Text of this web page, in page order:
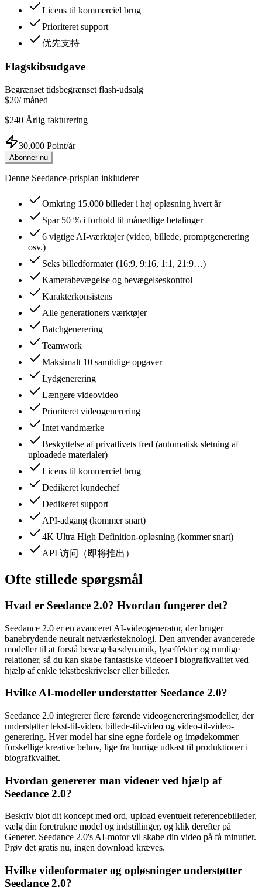
Licens til kommerciel brug
Prioriteret support
优先支持
Flagskibsudgave
Begrænset tidsbegrænset flash-udsalg
$20/måned
$240 Årlig fakturering
30,000 Point/år
Abonner nu
Denne Seedance-prisplan inkluderer
Omkring 15.000 billeder i høj opløsning hvert år
Spar 50 % i forhold til månedlige betalinger
6 vigtige AI-værktøjer (video, billede, promptgenerering
osv.)
Seks billedformater (16:9, 9:16, 1:1, 21:9…)
Kamerabevægelse og bevægelseskontrol
Karakterkonsistens
Alle generationers værktøjer
Batchgenerering
Teamwork
Maksimalt 10 samtidige opgaver
Lydgenerering
Længere videovideo
Prioriteret videogenerering
Intet vandmærke
Beskyttelse af privatlivets fred (automatisk sletning af
uploadede materialer)
Licens til kommerciel brug
Dedikeret kundechef
Dedikeret support
API-adgang (kommer snart)
4K Ultra High Definition-opløsning (kommer snart)
API 访问（即将推出）
Ofte stillede spørgsmål
Hvad er Seedance 2.0? Hvordan fungerer det?
Seedance 2.0 er en avanceret AI-videogenerator, der bruger
banebrydende neuralt netværksteknologi. Den anvender avancerede
modeller til at forstå bevægelsesdynamik, lyseffekter og rumlige
relationer, så du kan skabe fantastiske videoer i biografkvalitet ved
hjælp af enkle tekstbeskrivelser eller billeder.
Hvilke AI-modeller understøtter Seedance 2.0?
Seedance 2.0 integrerer flere førende videogenereringsmodeller, der
understøtter tekst-til-video, billede-til-video og video-til-video-
generering. Hver model har sine egne fordele og imødekommer
forskellige kreative behov, lige fra hurtige udkast til produktioner i
biografkvalitet.
Hvordan genererer man videoer ved hjælp af
Seedance 2.0?
Beskriv blot dit koncept med ord, upload eventuelt referencebilleder,
vælg din foretrukne model og indstillinger, og klik derefter på
Generer. Seedance 2.0's AI-motor vil skabe din video på få minutter.
Prøv det gratis nu, ingen download kræves.
Hvilke videoformater og opløsninger understøtter
Seedance 2.0?